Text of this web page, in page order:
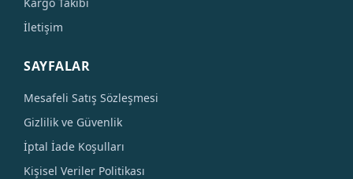
İletişim
SAYFALAR
Mesafeli Satış Sözleşmesi
Gizlilik ve Güvenlik
İptal İade Koşulları
Kişisel Veriler Politikası